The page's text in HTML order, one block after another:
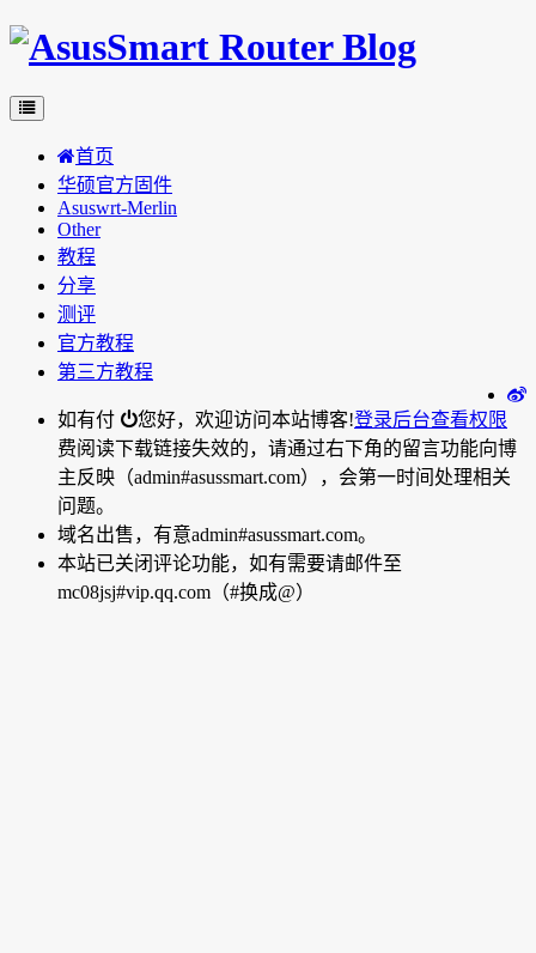
首页
华硕官方固件
Asuswrt-Merlin
Other
教程
分享
测评
官方教程
第三方教程
您好，欢迎访问本站博客!登录后台查看权限
如有付
费阅读下载链接失效的，请通过右下角的留言功能向博
主反映（admin#asussmart.com），会第一时间处理相关
问题。
域名出售，有意admin#asussmart.com。
本站已关闭评论功能，如有需要请邮件至
mc08jsj#vip.qq.com（#换成@）